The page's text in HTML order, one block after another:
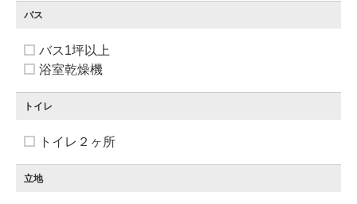
バス
バス1坪以上
浴室乾燥機
トイレ
トイレ２ヶ所
立地